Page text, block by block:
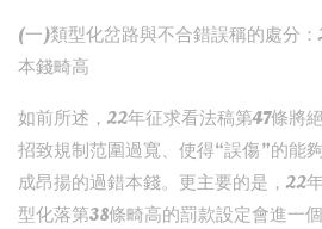
(一)類型化岔路與不合錯誤稱的處分
本錢畸高
如前所述，22年征求看法稿第47條將
招致規制范圍過寬、使得“誤傷”的能
成昂揚的過錯本錢。更主要的是，22
型化落第38條畸高的罰款設定會進一